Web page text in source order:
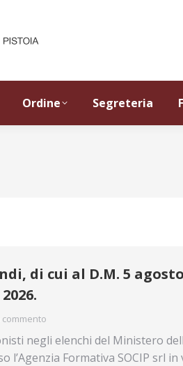
Ordine Segreteria
di cui al D.M. 5
commento
negli elenchi del Ministero
Formativa SOCIP srl in